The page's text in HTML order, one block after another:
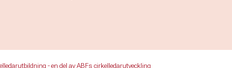
Cirkelledarutbildning - en del av ABFs
- en del av ABFs cirkelledarutveckling